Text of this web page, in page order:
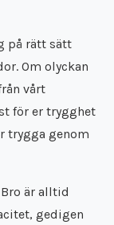
på rätt sätt
Om olyckan
vårt
för er trygghet
trygga genom
är alltid
gedigen